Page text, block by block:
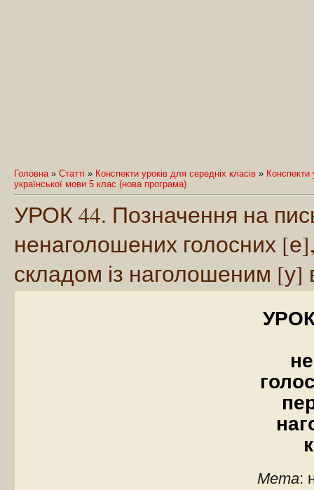
Головна» Статті » Конспекти уроків для середніх класів » Конспекти
української мови 5 клас (нова програма)
УРОК 44. Позначення на
ненаголошених голосних
складом із наголошеним [у]
Мета: